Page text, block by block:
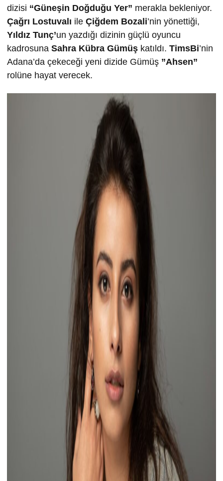
dizisi “Güneşin Doğduğu Yer” merakla bekleniyor.
Çağrı Lostuvalı ile Çiğdem Bozali’nin yönettiği,
Yıldız Tunç’un yazdığı dizinin güçlü oyuncu
kadrosuna Sahra Kübra Gümüş katıldı. TimsBi’nin
Adana’da çekeceği yeni dizide Gümüş ”Ahsen”
rolüne hayat verecek.